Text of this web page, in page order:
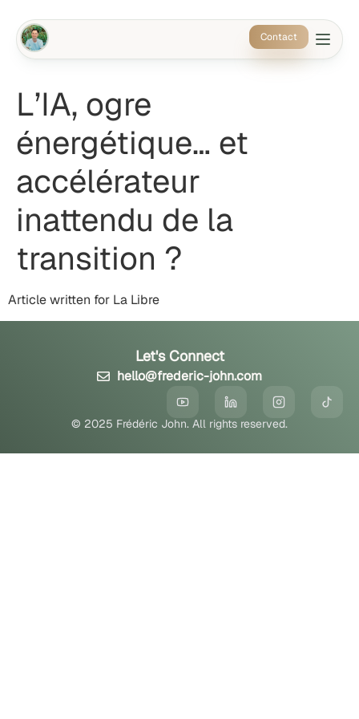
Contact
L’IA, ogre
énergétique… et
accélérateur
inattendu de la
transition ?
Article written for La Libre
© 2025 Frédéric John. All rights reserved.
Let's Connect
hello@frederic-john.com